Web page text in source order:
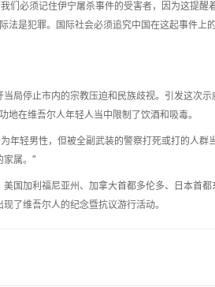
们必须记住伊宁屠杀事件的受害者，因为这提醒
是犯罪。国际社会必须追究中国在这起事件上
局停止市内的宗教压迫和民族歧视。引发这次
在维吾尔人年轻人当中限制了饮酒和吸毒。
年轻男性，但被全副武装的警察打死或打的人群
属。”
国加利福尼亚州、加拿大首都多伦多、日本首
了维吾尔人的纪念暨抗议游行活动。